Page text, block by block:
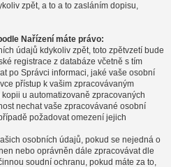
zpět, a to a to zasláním dopisu,
Nařízení máte právo:
údajů kdykoliv zpět, toto zpětvzetí bude
registrace z databáze včetně s tím
po Správci informaci, jaké vaše osobní
přístup k vašim zpracovávaným
u automatizovaně zpracovaných
nechat vaše zpracovávané osobní
požadovat omezení jejich
osobních údajů, pokud se nejedná o
nebo oprávněn dále zpracovávat dle
soudní ochranu, pokud máte za to,